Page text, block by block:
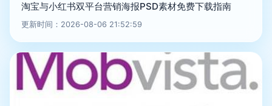
淘宝与小红书双平台营销海报PSD素材免费下载指南
更新时间：2026-08-06 21:52:59